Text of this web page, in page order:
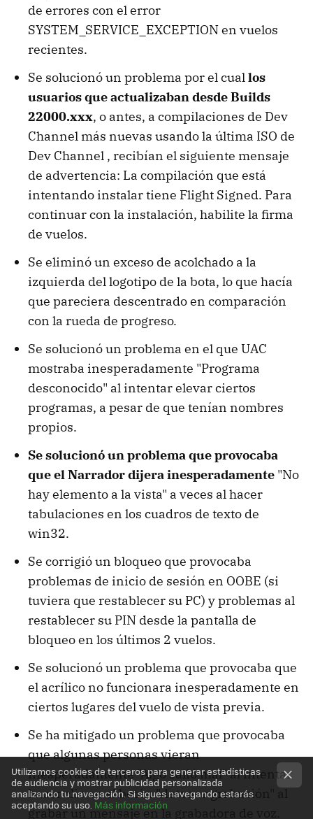
de errores con el error
SYSTEM_SERVICE_EXCEPTION en vuelos
recientes.
Se solucionó un problema por el cuallos
usuarios que actualizaban desde Builds
22000.xxx, o antes, a compilaciones de Dev
Channel más nuevas usando la última ISO de
Dev Channel , recibían el siguiente mensaje
de advertencia: La compilación que está
intentando instalar tiene Flight Signed. Para
continuar con la instalación, habilite la firma
de vuelos.
Se eliminó un exceso de acolchado a la
izquierda del logotipo de la bota, lo que hacía
que pareciera descentrado en comparación
con la rueda de progreso.
Se solucionó un problema en el que UAC
mostraba inesperadamente "Programa
desconocido" al intentar elevar ciertos
programas, a pesar de que tenían nombres
propios.
Se solucionó un problema que provocaba
que el Narrador dijera inesperadamente "No
hay elemento a la vista" a veces al hacer
tabulaciones en los cuadros de texto de
win32.
Se corrigió un bloqueo que provocaba
problemas de inicio de sesión en OOBE (si
tuviera que restablecer su PC) y problemas al
restablecer su PIN desde la pantalla de
bloqueo en los últimos 2 vuelos.
Se solucionó un problema que provocaba que
el acrílico no funcionara inesperadamente en
ciertos lugares del vuelo de vista previa.
Se ha mitigado un problema que provocaba
que algunas personas vieran
inesperadamente "Algo salió mal" al intentar
hacer clic en el botón "detener grabación" al
grabar un mensaje en la grabadora de voz.
Utilizamos cookies de terceros para generar estadísticas
de audiencia y mostrar publicidad personalizada
analizando tu navegación. Si sigues navegando estarás
aceptando su uso. Más información